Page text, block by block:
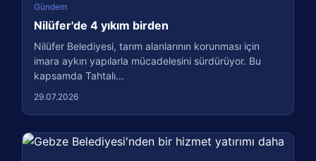
Gündem
Nilüfer'de 4 yıkım birden
Nilüfer Belediyesi, tarım alanlarının korunması için
imara aykırı yapılarla mücadelesini sürdürüyor. Bu
kapsamda Tahtalı...
29.07.2026